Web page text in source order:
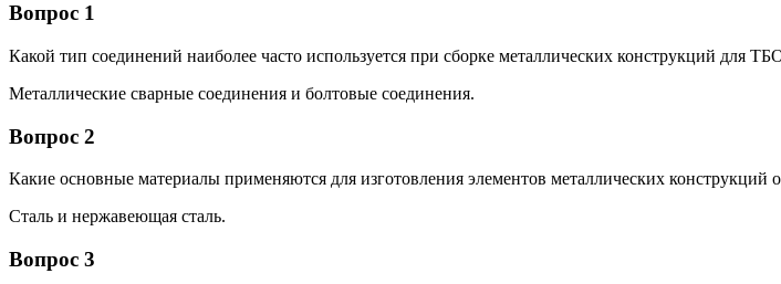
Вопрос 1
Какой тип соединений наиболее часто используется при сборке металлических конструкций для
Металлические сварные соединения и болтовые соединения.
Вопрос 2
Какие основные материалы применяются для изготовления элементов металлических конструкций
Сталь и нержавеющая сталь.
Вопрос 3